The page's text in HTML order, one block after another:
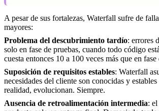
A pesar de sus fortalezas, Waterfall sufre de
mayores:
Problema del descubrimiento tardío: errores
solo en fase de pruebas, cuando todo código
cuesta entonces 10 a 100 veces más que en fase
Suposición de requisitos estables: Waterfall
necesidades del cliente son conocidas y
realidad, evolucionan. Siempre.
Ausencia de retroalimentación intermedia: